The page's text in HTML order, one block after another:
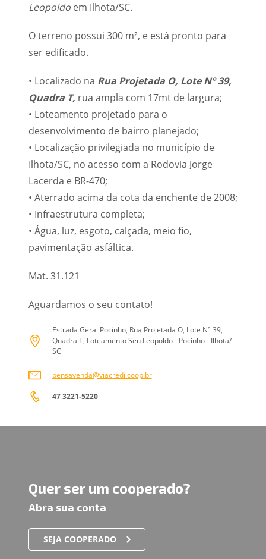
Leopoldoem Ilhota/SC.
O terreno possui 300 m², e está pronto para
ser edificado.
• Localizado na Rua Projetada O, Lote N° 39,
Quadra T, rua ampla com 17mt de largura;
• Loteamento projetado para o
desenvolvimento de bairro planejado;
• Localização privilegiada no município de
Ilhota/SC, no acesso com a Rodovia Jorge
Lacerda e BR-470;
• Aterrado acima da cota da enchente de 2008;
• Infraestrutura completa;
• Água, luz, esgoto, calçada, meio fio,
pavimentação asfáltica.
Mat. 31.121
Aguardamos o seu contato!
Estrada Geral Pocinho, Rua Projetada O, Lote Nº 39,
Quadra T, Loteamento Seu Leopoldo - Pocinho - Ilhota/
SC
bensavenda@viacredi.coop.br
47 3221-5220
Quer ser um cooperado?
Abra sua conta
SEJA COOPERADO